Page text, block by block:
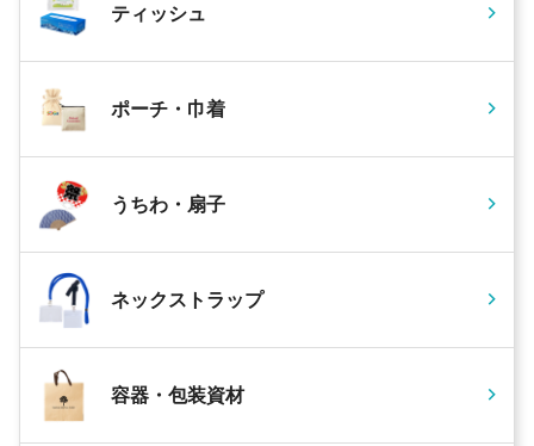
ティッシュ
ポーチ・巾着
うちわ・扇子
ネックストラップ
容器・包装資材